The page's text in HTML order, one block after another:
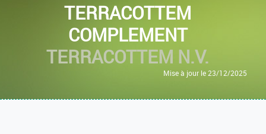
TERRACOTTEM
COMPLEMENT
TERRACOTTEM N.V.
Mise à jour le 23/12/2025